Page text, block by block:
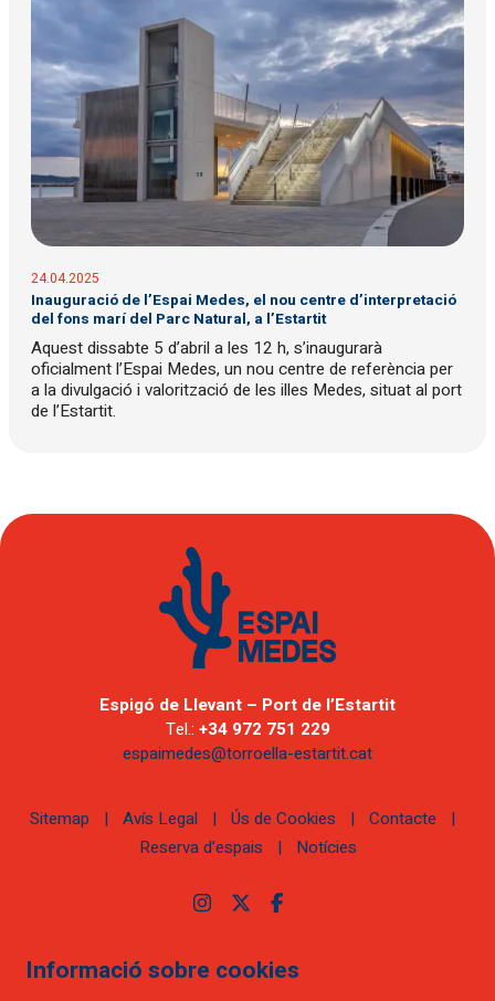
24.04.2025
Inauguració de l’Espai Medes, el nou centre d’interpretació
del fons marí del Parc Natural, a l’Estartit
Aquest dissabte 5 d’abril a les 12 h, s’inaugurarà
oficialment l’Espai Medes, un nou centre de referència per
a la divulgació i valorització de les illes Medes, situat al port
de l’Estartit.
Espigó de Llevant – Port de l’Estartit
Tel.: +34 972 751 229
espaimedes@torroella-estartit.cat
Sitemap | Avís Legal | Ús de Cookies | Contacte
|
Reserva d’espais
| Notícies
Link a instagram
Link a twitter
Link a facebook
Informació sobre cookies